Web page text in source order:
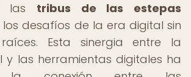
las tribus de las estepas
desafíos de la era digital sin
Esta sinergia entre la
y las herramientas digitales ha